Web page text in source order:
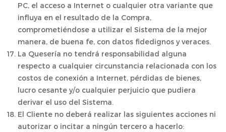
PC, el acceso a Internet o cualquier otra variante que
influya en el resultado de la Compra,
comprometiéndose a utilizar el Sistema de la mejor
manera, de buena fe, con datos fidedignos y veraces.
La Quesería no tendrá responsabilidad alguna
respecto a cualquier circunstancia relacionada con los
costos de conexión a Internet, pérdidas de bienes,
lucro cesante y/o cualquier perjuicio que pudiera
derivar el uso del Sistema.
El Cliente no deberá realizar las siguientes acciones ni
autorizar o incitar a ningún tercero a hacerlo: